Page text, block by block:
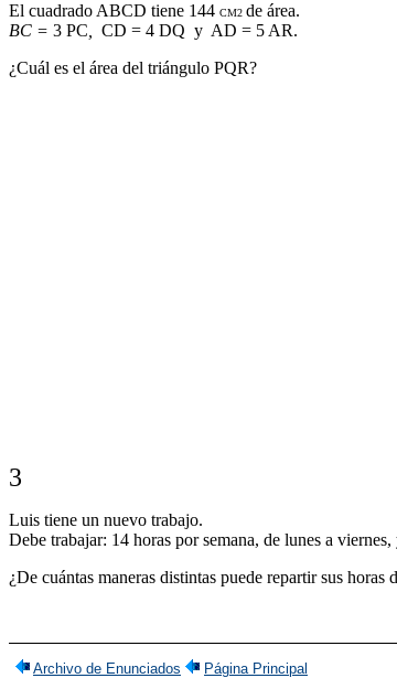
El cuadrado ABCD tiene 144 CM2 de área.
BC = 3 PC
CD = 4 DQ y AD = 5 AR.
¿Cuál es el área del triángulo PQR?
3
Luis tiene un nuevo trabajo.
Debe trabajar: 14 horas por semana, de lunes a
¿De cuántas maneras distintas puede repartir sus horas
Archivo de Enunciados Página Principal